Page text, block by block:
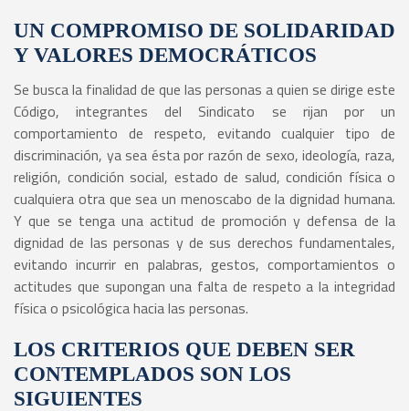
UN COMPROMISO DE SOLIDARIDAD
Y VALORES DEMOCRÁTICOS
Se busca la finalidad de que las personas a quien se dirige este
Código, integrantes del Sindicato se rijan por un
comportamiento de respeto, evitando cualquier tipo de
discriminación, ya sea ésta por razón de sexo, ideología, raza,
religión, condición social, estado de salud, condición física o
cualquiera otra que sea un menoscabo de la dignidad humana.
Y que se tenga una actitud de promoción y defensa de la
dignidad de las personas y de sus derechos fundamentales,
evitando incurrir en palabras, gestos, comportamientos o
actitudes que supongan una falta de respeto a la integridad
física o psicológica hacia las personas.
LOS CRITERIOS QUE DEBEN SER
CONTEMPLADOS SON LOS
SIGUIENTES